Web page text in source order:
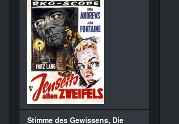
Stimme des Gewissens, Die